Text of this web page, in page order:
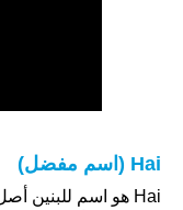
Hai (اسم مفضل)